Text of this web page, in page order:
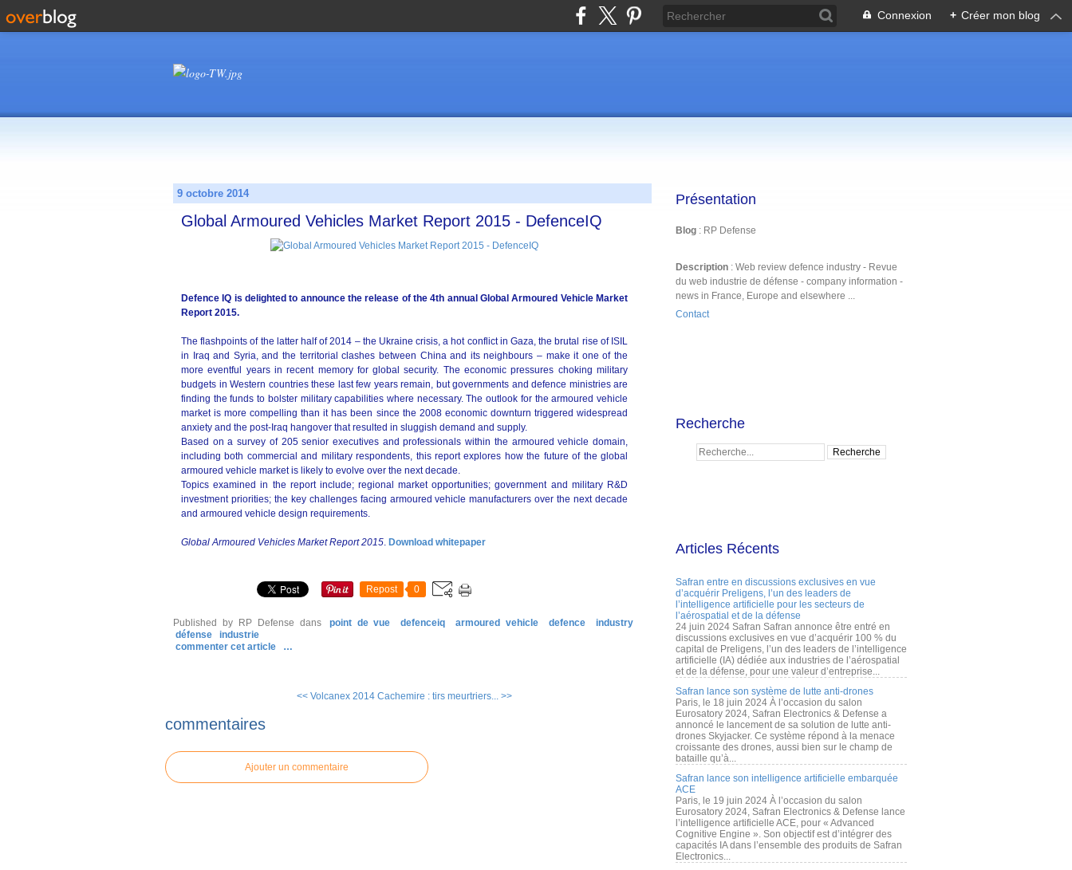
Connexion + Créer mon blog
9 octobre 2014
Global Armoured Vehicles Market Report 2015 - DefenceIQ
Defence IQ is delighted to announce the release of the 4th annual Global Armoured Vehicle Market
Report 2015.
The flashpoints of the latter half of 2014 – the Ukraine crisis, a hot conflict in Gaza, the brutal rise of ISIL
in Iraq and Syria, and the territorial clashes between China and its neighbours – make it one of the
more eventful years in recent memory for global security. The economic pressures choking military
budgets in Western countries these last few years remain, but governments and defence ministries are
finding the funds to bolster military capabilities where necessary. The outlook for the armoured vehicle
market is more compelling than it has been since the 2008 economic downturn triggered widespread
anxiety and the post-Iraq hangover that resulted in sluggish demand and supply.
Based on a survey of 205 senior executives and professionals within the armoured vehicle domain,
including both commercial and military respondents, this report explores how the future of the global
armoured vehicle market is likely to evolve over the next decade.
Topics examined in the report include; regional market opportunities; government and military R&D
investment priorities; the key challenges facing armoured vehicle manufacturers over the next decade
and armoured vehicle design requirements.
Global Armoured Vehicles Market Report 2015. Download whitepaper
Repost 0
Published by RP Defense dans point de vue defenceiq armoured vehicle defence
industry
défense
industrie
commenter cet article
…
<< Volcanex 2014 Cachemire : tirs meurtriers... >>
commentaires
Ajouter un commentaire
Présentation
Blog : RP Defense
Description : Web review defence industry - Revue
du web industrie de défense - company information -
news in France, Europe and elsewhere ...
Contact
Recherche
Articles Récents
Safran entre en discussions exclusives en vue
d’acquérir Preligens, l’un des leaders de
l’intelligence artificielle pour les secteurs de
l’aérospatial et de la défense
24 juin 2024 Safran Safran annonce être entré en
discussions exclusives en vue d’acquérir 100 % du
capital de Preligens, l’un des leaders de l’intelligence
artificielle (IA) dédiée aux industries de l’aérospatial
et de la défense, pour une valeur d’entreprise...
Safran lance son système de lutte anti-drones
Paris, le 18 juin 2024 À l’occasion du salon
Eurosatory 2024, Safran Electronics & Defense a
annoncé le lancement de sa solution de lutte anti-
drones Skyjacker. Ce système répond à la menace
croissante des drones, aussi bien sur le champ de
bataille qu’à...
Safran lance son intelligence artificielle embarquée
ACE
Paris, le 19 juin 2024 À l’occasion du salon
Eurosatory 2024, Safran Electronics & Defense lance
l’intelligence artificielle ACE, pour « Advanced
Cognitive Engine ». Son objectif est d’intégrer des
capacités IA dans l’ensemble des produits de Safran
Electronics...